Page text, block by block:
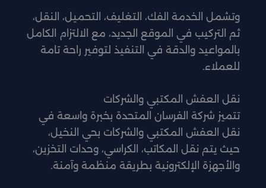
وتشمل الخدمة الفك، التغليف، التحميل، النقل،
ثم التركيب في الموقع الجديد، مع الالتزام الكامل
بالمواعيد والدقة في التنفيذ لتوفير راحة تامة
للعملاء.
نقل العفش المكتبي والشركات
تتميز شركة الفرسان المتحدة بخبرة واسعة في
نقل العفش المكتبي والشركات بحي النخيل،
حيث يتم نقل المكاتب، الكراسي، وحدات التخزين،
والأجهزة الإلكترونية بطريقة منظمة وآمنة.